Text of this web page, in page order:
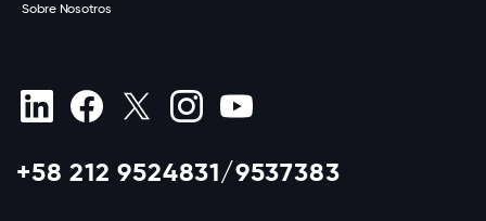
Sobre Nosotros
+58 212 9524831/9537383